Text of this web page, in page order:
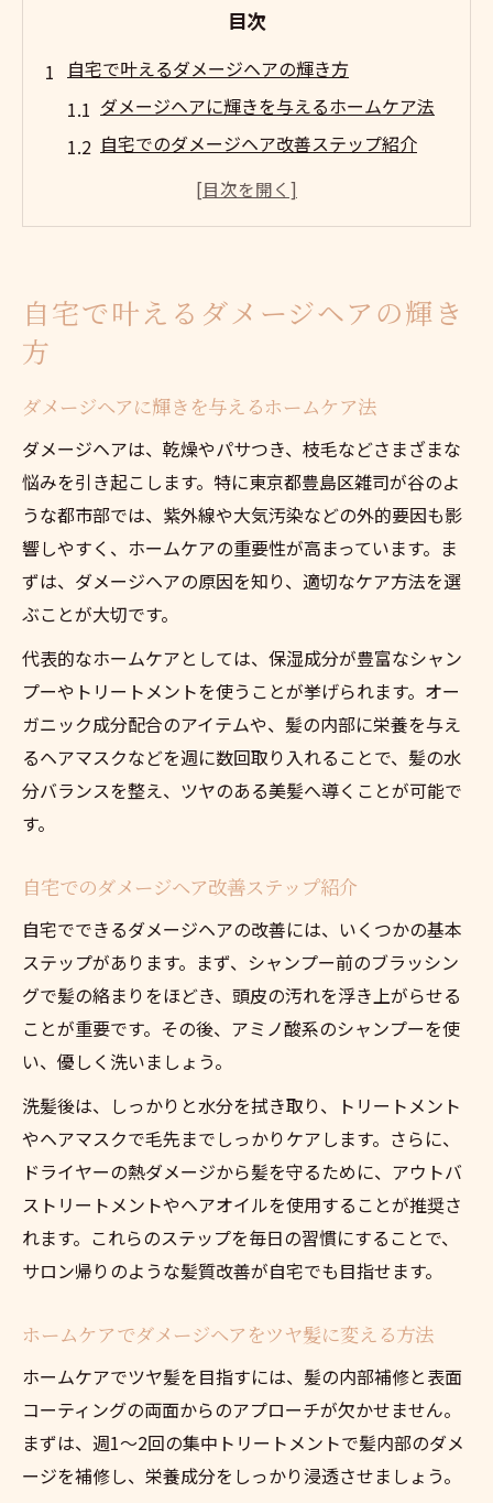
目次
自宅で叶えるダメージヘアの輝き方
ダメージヘアに輝きを与えるホームケア法
自宅でのダメージヘア改善ステップ紹介
ホームケアでダメージヘアをツヤ髪に変え
ダメージヘアを改善する毎日の秘訣
ダメージヘアに効果的な日常ケア習慣とは
ホームケアでダメージヘアを根本から見直
す
ダメージヘアを守る朝晩のケアの秘訣
ダメージヘア改善には継続的なケアが重要
ホームケアならダメージヘアも怖くない
ホームケアでダメージヘアの悩みを解消
ダメージヘアを守るホームケアの基本知識
自宅で始めるダメージヘア対策の実践例
ダメージヘアに必要なホームケアアイテム
選び
ホームケアでダメージヘアの美髪を実現
髪質改善を目指すダメージヘアへのセルフ
ダメージヘアと向き合う毎日のセルフケア
法
セルフケアでダメージヘアを美しく変える
コツ
サロン帰りを持続するダメージヘアのセル
フケア
ダメージヘア対策の正しい手順とは
正しい手順でダメージヘアをしっかりケア
順
効果的なダメージヘア対策の実践プロセス
ダメージヘアを改善する毎日のケア手順公
開
失敗しないダメージヘアケアのステップ解
自宅で叶えるダメージヘアの輝き
方
ダメージヘアに輝きを与えるホームケア法
ダメージヘアは、乾燥やパサつき、枝毛などさまざまな
悩みを引き起こします。特に東京都豊島区雑司が谷のよ
うな都市部では、紫外線や大気汚染などの外的要因も影
響しやすく、ホームケアの重要性が高まっています。ま
ずは、ダメージヘアの原因を知り、適切なケア方法を選
ぶことが大切です。
代表的なホームケアとしては、保湿成分が豊富なシャン
プーやトリートメントを使うことが挙げられます。オー
ガニック成分配合のアイテムや、髪の内部に栄養を与え
るヘアマスクなどを週に数回取り入れることで、髪の水
分バランスを整え、ツヤのある美髪へ導くことが可能で
す。
自宅でのダメージヘア改善ステップ紹介
自宅でできるダメージヘアの改善には、いくつかの基本
ステップがあります。まず、シャンプー前のブラッシン
グで髪の絡まりをほどき、頭皮の汚れを浮き上がらせる
ことが重要です。その後、アミノ酸系のシャンプーを使
い、優しく洗いましょう。
洗髪後は、しっかりと水分を拭き取り、トリートメント
やヘアマスクで毛先までしっかりケアします。さらに、
ドライヤーの熱ダメージから髪を守るために、アウトバ
ストリートメントやヘアオイルを使用することが推奨さ
れます。これらのステップを毎日の習慣にすることで、
サロン帰りのような髪質改善が自宅でも目指せます。
ホームケアでダメージヘアをツヤ髪に変える方法
ホームケアでツヤ髪を目指すには、髪の内部補修と表面
コーティングの両面からのアプローチが欠かせません。
まずは、週1〜2回の集中トリートメントで髪内部のダメ
ージを補修し、栄養成分をしっかり浸透させましょう。